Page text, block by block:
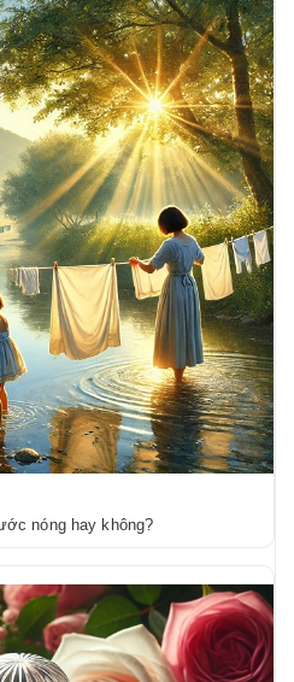
nóng hay không?